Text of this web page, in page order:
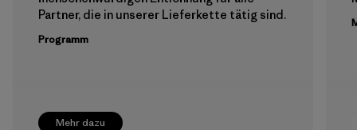
Mehr dazu
Partner, die in unserer Lieferkette tätig sind.
Programm